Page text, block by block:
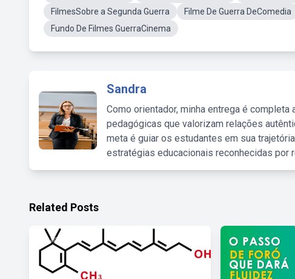
FilmesSobre a Segunda Guerra
Filme De Guerra DeComedia
Fundo De Filmes GuerraCinema
Sandra
Como orientador, minha entrega é
pedagógicas que valorizam relações
meta é guiar os estudantes em sua
estratégias educacionais reconhecidas por
Related Posts